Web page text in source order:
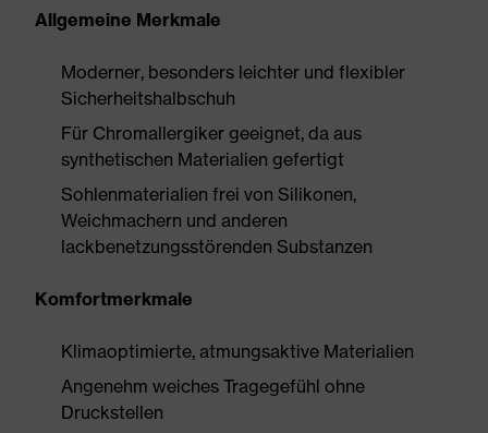
Allgemeine Merkmale
Moderner, besonders leichter und flexibler
Sicherheitshalbschuh
Für Chromallergiker geeignet, da aus
synthetischen Materialien gefertigt
Sohlenmaterialien frei von Silikonen,
Weichmachern und anderen
lackbenetzungsstörenden Substanzen
Komfortmerkmale
Klimaoptimierte, atmungsaktive Materialien
Angenehm weiches Tragegefühl ohne
Druckstellen